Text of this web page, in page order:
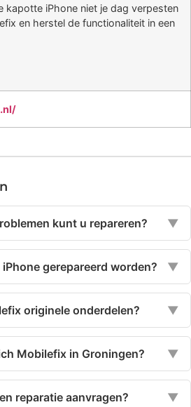
kapotte iPhone niet je dag verpesten
en herstel de functionaliteit in een
kunt u repareren? ▼
gerepareerd worden? ▼
originele onderdelen? ▼
Mobilefix in Groningen? ▼
reparatie aanvragen? ▼